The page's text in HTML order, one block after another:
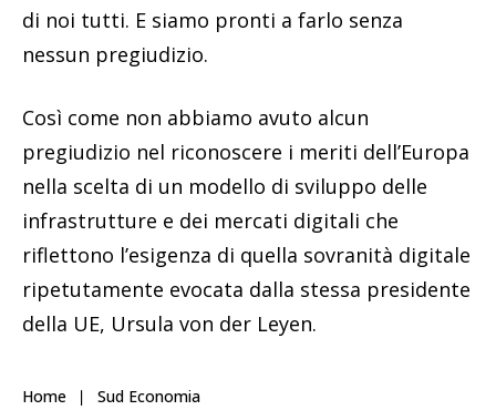
di noi tutti. E siamo pronti a farlo senza
nessun pregiudizio.
Così come non abbiamo avuto alcun
pregiudizio nel riconoscere i meriti dell’Europa
nella scelta di un modello di sviluppo delle
infrastrutture e dei mercati digitali che
riflettono l’esigenza di quella sovranità digitale
ripetutamente evocata dalla stessa presidente
della UE, Ursula von der Leyen.
Home Sud Economia